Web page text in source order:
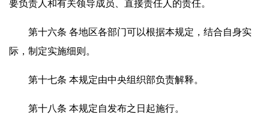
要负责人和有关领导成员、直接责任人的责任。
第十六条 各地区各部门可以根据本规定，结合自身实
际，制定实施细则。
第十七条 本规定由中央组织部负责解释。
第十八条 本规定自发布之日起施行。